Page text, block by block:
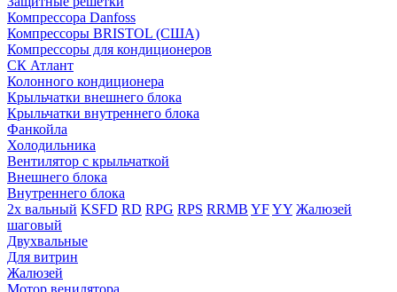
Компрессора Danfoss
Компрессоры BRISTOL (США)
Компрессоры для кондиционеров
СК Атлант
Колонного кондиционера
Крыльчатки внешнего блока
Крыльчатки внутреннего блока
Фанкойла
Холодильника
Вентилятор с крыльчаткой
Внешнего блока
Внутреннего блока
2х вальный KSFD RD RPG RPS RRMB YFYY Жалюзей
шаговый
Двухвальные
Для витрин
Жалюзей
Мотор венилятора